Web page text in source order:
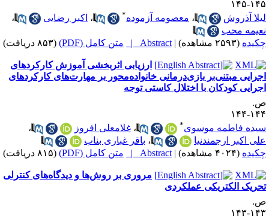
۱۴۵
آذروش
،معصومه آزموده ،اکبر رضایی
،
محب
(۲۵۹۳ مشاهده) |
Abstract | متن کامل (PDF) (۸۵۳ دریافت)
ارزیابی اثربخشی آموزش کارکردهای
مبتنی‌بر بازی‌درمانی خانواده‌محور بر مهارت‌های کارکردهای
کودکان با اختلال کاستی توجه
۱۴۴
فاطمه موسوی
،غلامعلی افروز
،
اکبر ارجمندنیا
،باقر غباری بناب
(۴۰۲۴ مشاهده) |
Abstract | متن کامل (PDF) (۸۱۵ دریافت)
مروری بر روش‌ها و دیدگاه‌های کنترلی
الکتریکی عملکردی
۱۴۳